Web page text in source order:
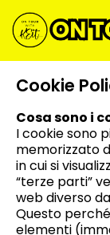
Cookie
Cosa sono i
I cookie sono
memorizzato
in cui si
“terze parti”
web diverso
Questo
elementi